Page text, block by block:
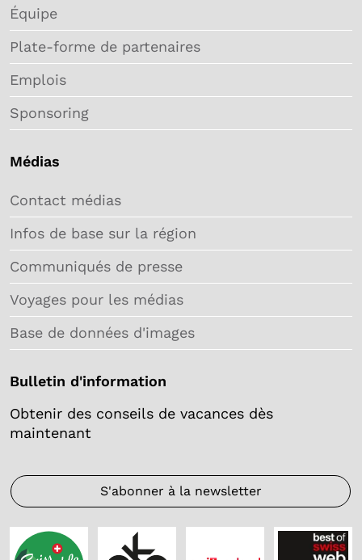
Équipe
Plate-forme de partenaires
Emplois
Sponsoring
Médias
Contact médias
Infos de base sur la région
Communiqués de presse
Voyages pour les médias
Base de données d'images
Bulletin d'information
Obtenir des conseils de vacances dès
maintenant
S'abonner à la newsletter